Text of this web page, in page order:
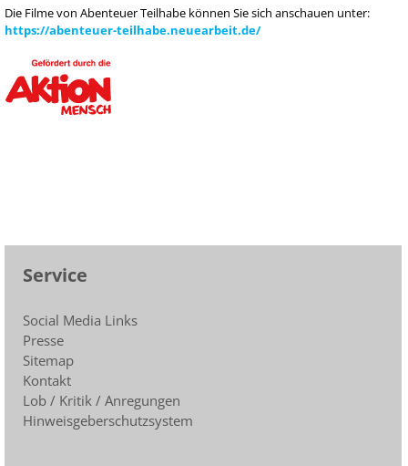
Die Filme von Abenteuer Teilhabe können Sie sich anschauen unter:
https://abenteuer-teilhabe.neuearbeit.de/
Service
Social Media Links
Presse
Sitemap
Kontakt
Lob / Kritik / Anregungen
Hinweisgeberschutzsystem